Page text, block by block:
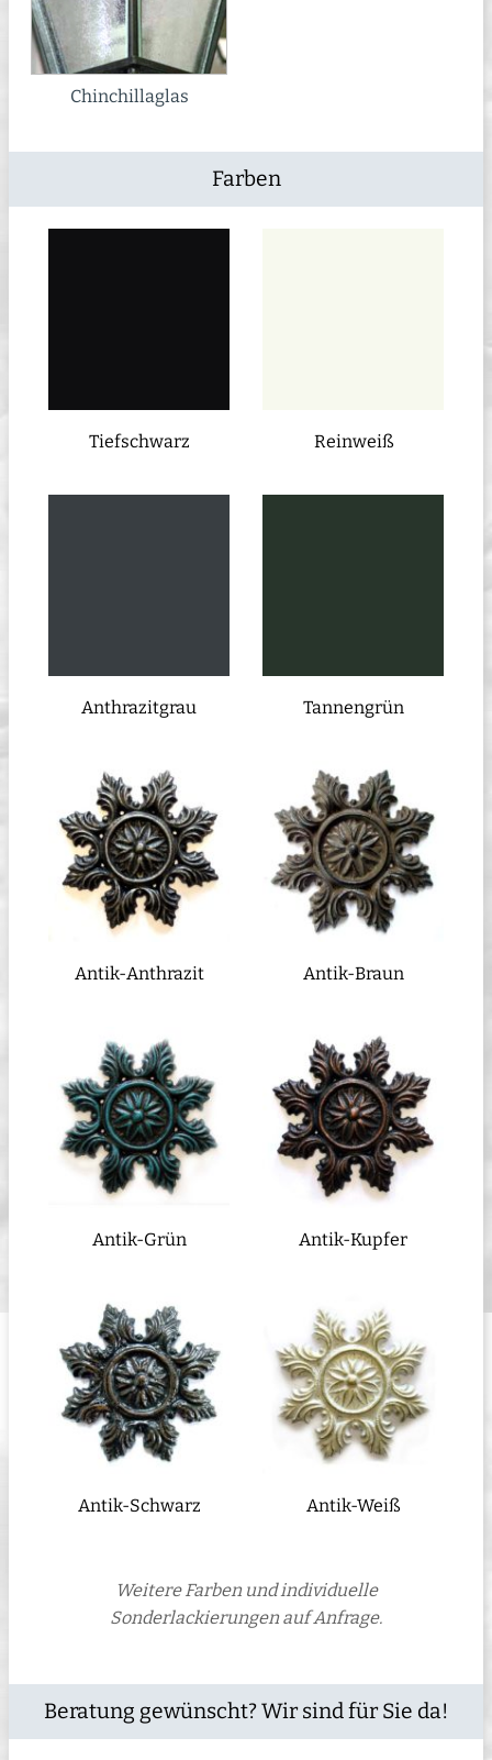
Chinchillaglas
Farben
Tiefschwarz Reinweiß
Anthrazitgrau Tannengrün
Antik-Anthrazit Antik-Braun
Antik-Grün Antik-Kupfer
Antik-Schwarz Antik-Weiß
Weitere Farben und individuelle
Sonderlackierungen auf Anfrage.
Beratung gewünscht? Wir sind für Sie da!